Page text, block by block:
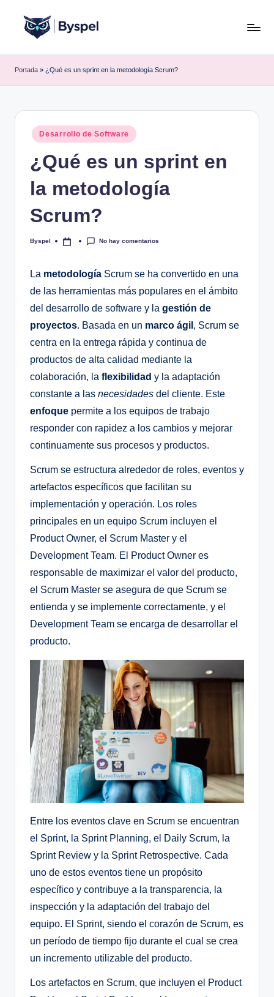
contenido
y
s
p
Portada » ¿Qué es un sprint en la metodología Scrum?
Publicado
en
Desarrollo de Software
¿Qué es un sprint en
la metodología
Scrum?
Publicado
Byspel No hay comentarios
La metodología Scrum se ha convertido en una
de las herramientas más populares en el ámbito
del desarrollo de software y la gestión de
proyectos. Basada en un marco ágil , Scrum se
centra en la entrega rápida y continua de
productos de alta calidad mediante la
colaboración, la flexibilidad y la adaptación
constante a las necesidades del cliente. Este
enfoque permite a los equipos de trabajo
responder con rapidez a los cambios y mejorar
continuamente sus procesos y productos.
Scrum se estructura alrededor de roles, eventos y
artefactos específicos que facilitan su
implementación y operación. Los roles
principales en un equipo Scrum incluyen el
Product Owner, el Scrum Master y el
Development Team. El Product Owner es
responsable de maximizar el valor del producto,
el Scrum Master se asegura de que Scrum se
entienda y se implemente correctamente, y el
Development Team se encarga de desarrollar el
producto.
Entre los eventos clave en Scrum se encuentran
el Sprint, la Sprint Planning, el Daily Scrum, la
Sprint Review y la Sprint Retrospective. Cada
uno de estos eventos tiene un propósito
específico y contribuye a la transparencia, la
inspección y la adaptación del trabajo del
equipo. El Sprint, siendo el corazón de Scrum, es
un período de tiempo fijo durante el cual se crea
un incremento utilizable del producto.
Los artefactos en Scrum, que incluyen el Product